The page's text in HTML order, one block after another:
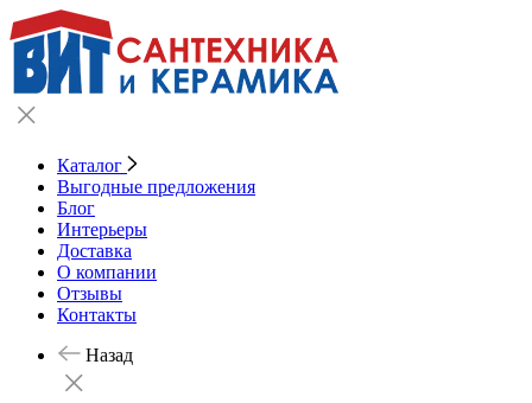
Каталог
Выгодные предложения
Блог
Интерьеры
Доставка
О компании
Отзывы
Контакты
Назад